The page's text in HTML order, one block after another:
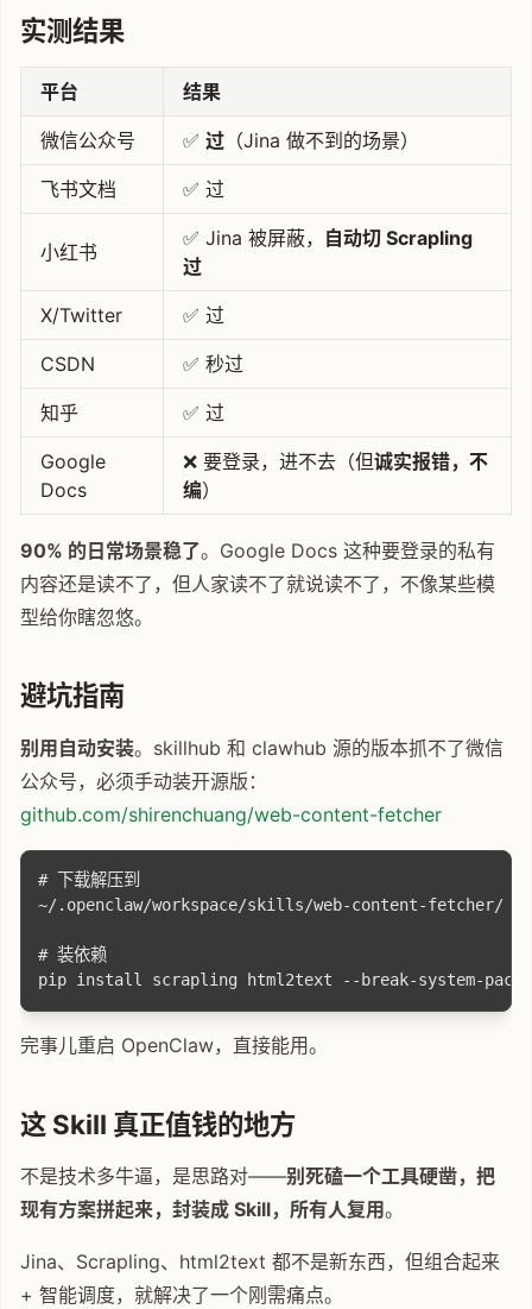
实测结果
平台 结果
微信公众号 ✅ 过 （Jina 做不到的场景）
飞书文档 ✅ 过
小红书
✅ Jina 被屏蔽， 自动切 Scrapling
过
X/Twitter ✅ 过
CSDN ✅ 秒过
知乎 ✅ 过
Google
Docs
❌ 要登录，进不去（但诚实报错，不
编）
90% 的日常场景稳了。Google Docs 这种要登录的私有
内容还是读不了，但人家读不了就说读不了，不像某些模
型给你瞎忽悠。
避坑指南
别用自动安装。skillhub 和 clawhub 源的版本抓不了微信
公众号，必须手动装开源版：
github.com/shirenchuang/web-content-fetcher
# 下载解压到
~/.openclaw/workspace/skills/web-content-fetcher/
# 装依赖
完事儿重启 OpenClaw，直接能用。
这 Skill 真正值钱的地方
不是技术多牛逼，是思路对——别死磕一个工具硬凿，把
现有方案拼起来，封装成 Skill，所有人复用。
Jina、Scrapling、html2text 都不是新东西，但组合起来
+ 智能调度，就解决了一个刚需痛点。